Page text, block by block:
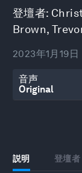
登壇者:
Brown,
2023年1月19日
音声
説明 登壇者